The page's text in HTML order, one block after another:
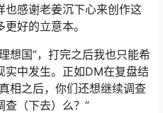
也感谢老姜沉下心来创作这
好的立意本。
想国”，打完之后我也只能希
实中发生。正如DM在复盘结
相之后，你们还想继续调查
查（下去）么？”